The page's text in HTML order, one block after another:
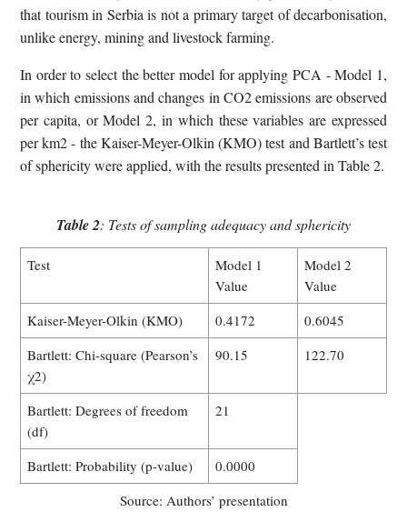
that tourism in Serbia is not a primary target of decarbonisation,
unlike energy, mining and livestock farming.
In order to select the better model for applying PCA - Model 1,
in which emissions and changes in CO2 emissions are observed
per capita, or Model 2, in which these variables are expressed
per km2 - the Kaiser-Meyer-Olkin (KMO) test and Bartlett’s test
of sphericity were applied, with the results presented in Table 2.
Table 2: Tests of sampling adequacy and sphericity
Test
Model 1
Value
Model 2
Value
Kaiser-Meyer-Olkin (KMO)
0.4172
0.6045
Bartlett: Chi-square (Pearson’s
χ2)
90.15 122.70
Bartlett: Degrees of freedom
(df)
21
Bartlett: Probability (p-value)
0.0000
Source: Authors’ presentation